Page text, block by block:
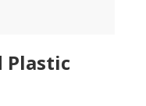
Plastic